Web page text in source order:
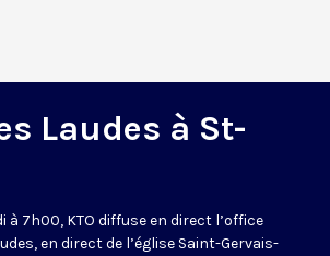
Laudes à St-
à 7h00, KTO diffuse en direct l’office
en direct de l’église Saint-Gervais-